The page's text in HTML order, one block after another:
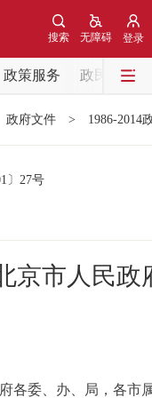
登录
无障碍
搜索
政策服务
政民互动
政府文件 > 1986-2014
〕 27号
京市人民
各委、办、局，各市